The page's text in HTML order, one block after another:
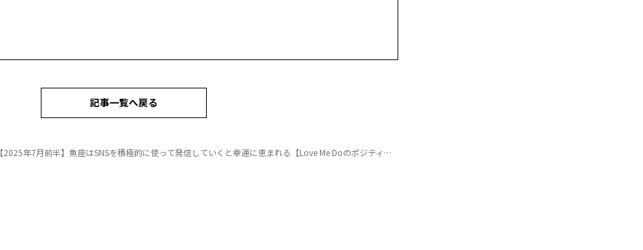
記事一覧へ戻る
【2025年7月前半】魚座はSNSを積極的に使って発信していくと幸運に恵まれる【Love Me Doのポジティブ星占い】